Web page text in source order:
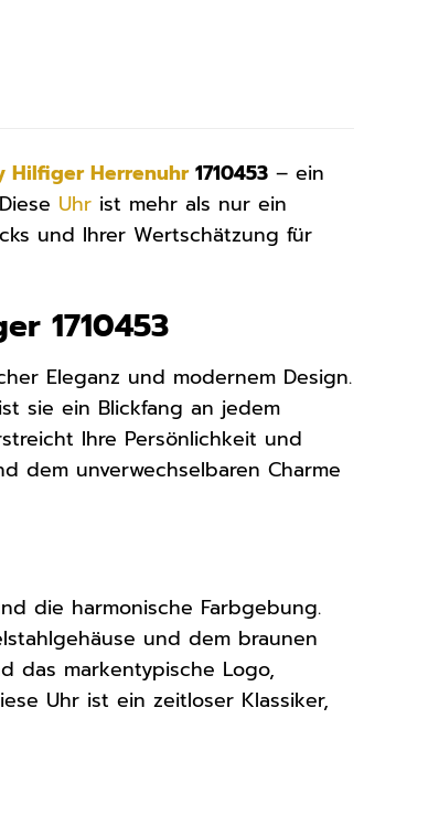
Hilfiger Herrenuhr1710453 – ein
Uhr ist mehr als nur ein
und Ihrer Wertschätzung für
1710453
Eleganz und modernem Design.
sie ein Blickfang an jedem
Ihre Persönlichkeit und
dem unverwechselbaren Charme
die harmonische Farbgebung.
und dem braunen
das markentypische Logo,
Uhr ist ein zeitloser Klassiker,